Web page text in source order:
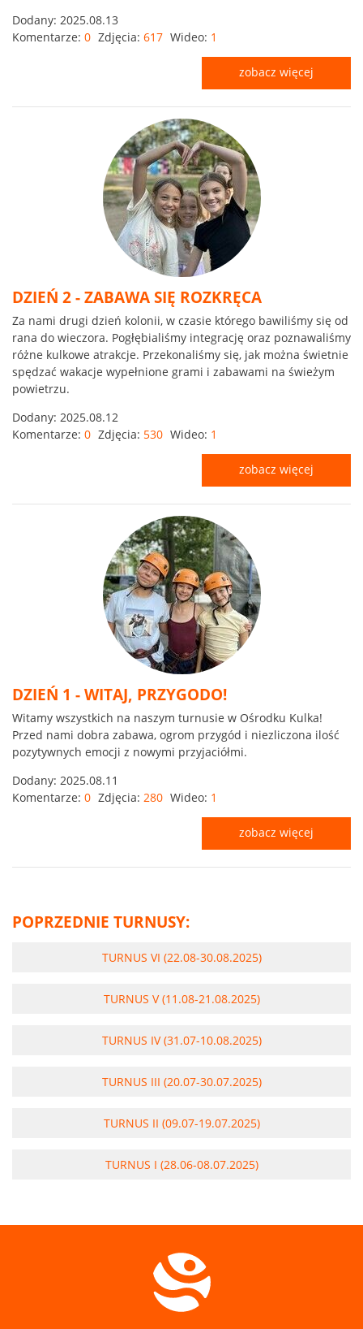
Dodany: 2025.08.13
Komentarze: 0 Zdjęcia: 617 Wideo: 1
zobacz więcej
DZIEŃ 2 - ZABAWA SIĘ ROZKRĘCA
Za nami drugi dzień kolonii, w czasie którego bawiliśmy się od
rana do wieczora. Pogłębialiśmy integrację oraz poznawaliśmy
różne kulkowe atrakcje. Przekonaliśmy się, jak można świetnie
spędzać wakacje wypełnione grami i zabawami na świeżym
powietrzu.
Dodany: 2025.08.12
Komentarze: 0 Zdjęcia: 530 Wideo: 1
zobacz więcej
DZIEŃ 1 - WITAJ, PRZYGODO!
Witamy wszystkich na naszym turnusie w Ośrodku Kulka!
Przed nami dobra zabawa, ogrom przygód i niezliczona ilość
pozytywnych emocji z nowymi przyjaciółmi.
Dodany: 2025.08.11
Komentarze: 0 Zdjęcia: 280 Wideo: 1
zobacz więcej
POPRZEDNIE TURNUSY:
TURNUS VI (22.08-30.08.2025)
TURNUS V (11.08-21.08.2025)
TURNUS IV (31.07-10.08.2025)
TURNUS III (20.07-30.07.2025)
TURNUS II (09.07-19.07.2025)
TURNUS I (28.06-08.07.2025)